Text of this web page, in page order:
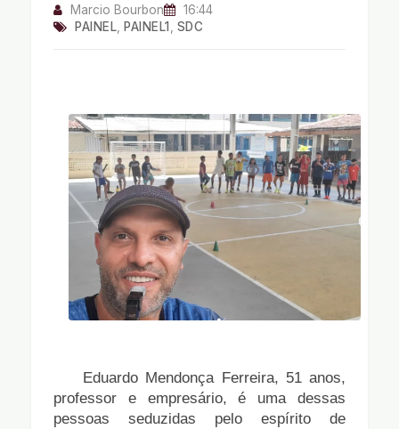
Marcio Bourbon
16:44
PAINEL PAINEL1 SDC
Eduardo Mendonça Ferreira, 51 anos,
professor e empresário, é uma dessas
pessoas seduzidas pelo espírito de